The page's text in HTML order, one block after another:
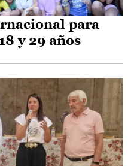
para
y 29 años